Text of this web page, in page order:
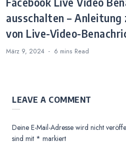
ausschalten –
von Live-Video-
März 9, 2024 6 mins Read
LEAVE A COMMENT
Deine E-Mail-Adresse wird nicht
sind mit * markiert